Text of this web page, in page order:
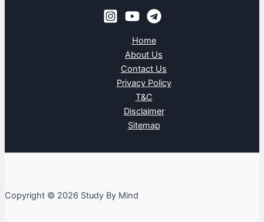
Home
About Us
Contact Us
Privacy Policy
T&C
Disclaimer
Sitemap
Copyright © 2026 Study By Mind